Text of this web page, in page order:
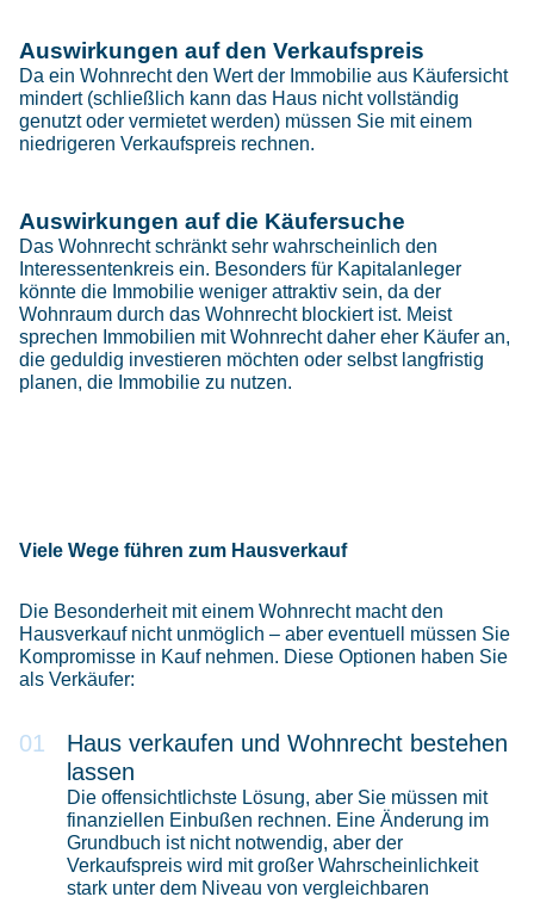
Auswirkungen auf den Verkaufspreis
Da ein Wohnrecht den Wert der Immobilie aus Käufersicht
mindert (schließlich kann das Haus nicht vollständig
genutzt oder vermietet werden) müssen Sie mit einem
niedrigeren Verkaufspreis rechnen.
Auswirkungen auf die Käufersuche
Das Wohnrecht schränkt sehr wahrscheinlich den
Interessentenkreis ein. Besonders für Kapitalanleger
könnte die Immobilie weniger attraktiv sein, da der
Wohnraum durch das Wohnrecht blockiert ist. Meist
sprechen Immobilien mit Wohnrecht daher eher Käufer an,
die geduldig investieren möchten oder selbst langfristig
planen, die Immobilie zu nutzen.
Viele Wege führen zum Hausverkauf
Die Besonderheit mit einem Wohnrecht macht den
Hausverkauf nicht unmöglich – aber eventuell müssen Sie
Kompromisse in Kauf nehmen. Diese Optionen haben Sie
als Verkäufer:
Haus verkaufen und Wohnrecht bestehen
lassen
Die offensichtlichste Lösung, aber Sie müssen mit
finanziellen Einbußen rechnen. Eine Änderung im
Grundbuch ist nicht notwendig, aber der
Verkaufspreis wird mit großer Wahrscheinlichkeit
stark unter dem Niveau von vergleichbaren